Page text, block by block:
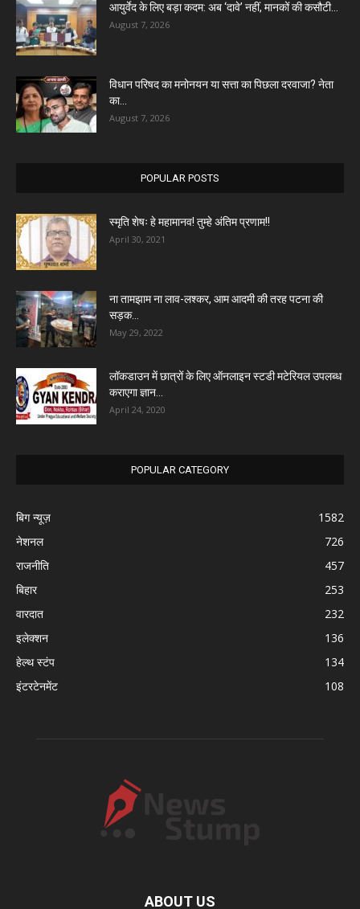
आयुर्वेद के लिए बड़ा कदम: अब ‘दावे’ नहीं, मानकों की कसौटी...
August 7, 2026
विधान परिषद का मनोनयन या सत्ता का पिछला दरवाजा? नेता
का...
August 7, 2026
POPULAR POSTS
स्मृति शेषः हे महामानव! तुम्हे अंतिम प्रणाम!!
April 30, 2021
ना तामझाम ना लाव-लश्कर, आम आदमी की तरह पटना की
सड़क...
May 29, 2022
लॉकडाउन में छात्रों के लिए ऑनलाइन स्टडी मटेरियल उपलब्ध
कराएगा ज्ञान...
April 24, 2020
POPULAR CATEGORY
बिग न्यूज़
1582
नेशनल
726
राजनीति
457
बिहार
253
वारदात
232
इलेक्शन
136
हेल्थ स्टंप
134
इंटरटेनमेंट
108
ABOUT US